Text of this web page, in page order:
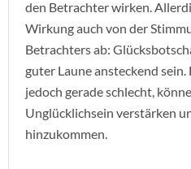
den Betrachter wirken.
Wirkung auch von der
Betrachters ab:
guter Laune ansteckend sein.
jedoch gerade schlecht,
Unglücklichsein verstärken
hinzukommen.